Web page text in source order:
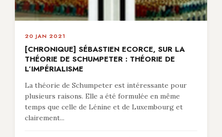
20 JAN 2021
[CHRONIQUE] SÉBASTIEN ECORCE, SUR LA
THÉORIE DE SCHUMPETER : THÉORIE DE
L’IMPÉRIALISME
La théorie de Schumpeter est intéressante pour
plusieurs raisons. Elle a été formulée en même
temps que celle de Lénine et de Luxembourg et
clairement...